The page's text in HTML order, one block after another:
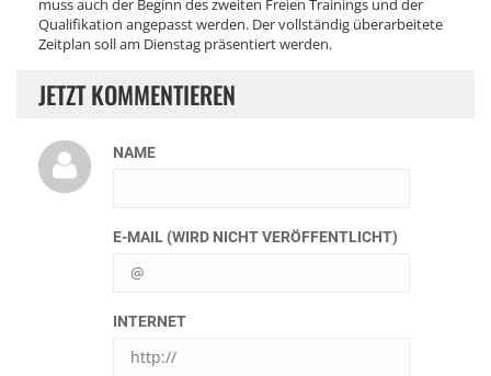
muss auch der Beginn des zweiten Freien Trainings und der
Qualifikation angepasst werden. Der vollständig überarbeitete
Zeitplan soll am Dienstag präsentiert werden.
JETZT KOMMENTIEREN
NAME
E-MAIL (WIRD NICHT VERÖFFENTLICHT)
INTERNET